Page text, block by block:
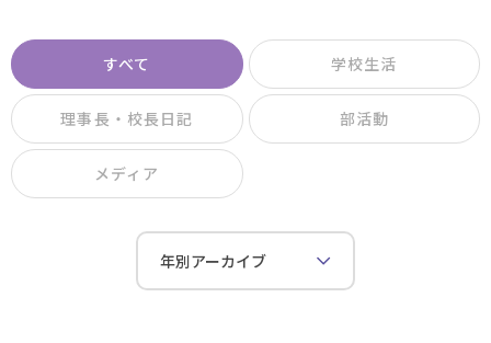
アクセス
お問い合わせ・
資料請求
EN
Instagram
すべて 学校生活
理事長・校長日記 部活動
メディア